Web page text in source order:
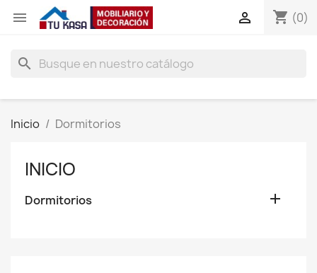
 shopping_cart (0)

search
Inicio Dormitorios
INICIO
Dormitorios 